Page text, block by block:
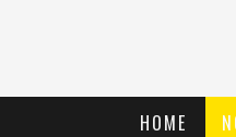
HOME